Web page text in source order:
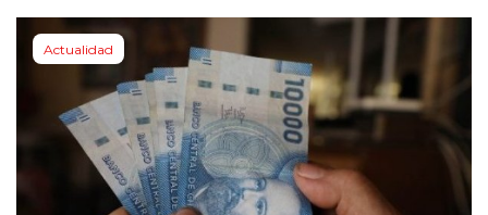
Actualidad